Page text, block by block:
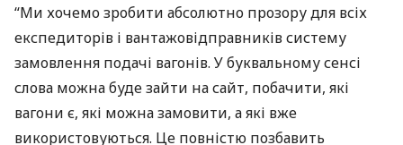
“Ми хочемо зробити абсолютно прозору для всіх
експедиторів і вантажовідправників систему
замовлення подачі вагонів. У буквальному сенсі
слова можна буде зайти на сайт, побачити, які
вагони є, які можна замовити, а які вже
використовуються. Це повністю позбавить